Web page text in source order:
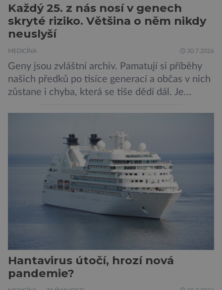
Každý 25. z nás nosí v genech
skryté riziko. Většina o něm nikdy
neuslyší
MEDICÍNA 30.7.2026
Geny jsou zvláštní archiv. Pamatují si příběhy
našich předků po tisíce generací a občas v nich
zůstane i chyba, která se tiše dědí dál. Je
jednou rozhodnout o zdraví jeho dítěte. Právě
to je případ řady dědičných onemocnění,
například cystické fibrózy, […]
Hantavirus útočí, hrozí nová
pandemie?